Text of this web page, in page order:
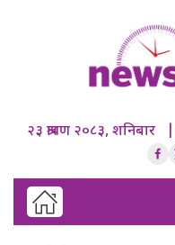
२३ श्रावण २०८३,